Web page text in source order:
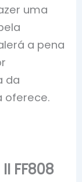
uma
a pena
da
oferece.
FF808